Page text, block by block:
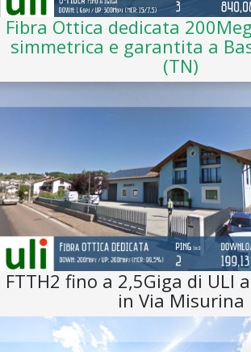
Fibra Ottica dedicata
simmetrica e garantita a
(TN)
FTTH2 fino a 2,5Giga di ULI
in Via Misurina